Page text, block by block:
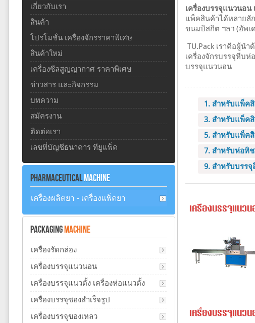
เครื่องบรรจุแนวนอน
แพ็คสินค้าได้หลายลั
ขนมบิสกิต ฯลฯ (อัพเ
TU.Pack เราคือผู้น
เครื่องจักรบรรจุหีบ
บรรจุแนวนอน
1. สำหรับแพ็ค
3. สำหรับแพ็ค
5. สำหรับแพ็ค
7. สำหรับห่อทิ
9. สำหรับบรรจุ
เครื่องบรรจุแนว
เครื่องบรรจุแนว
เกี่ยวกับเรา
สินค้า
โปรโมชั่น เครื่องจักรราคาพิเศษ
สินค้าใหม่
เครื่องซีลสูญญากาศ ราคาพิเศษ
ข่าวสาร และกิจกรรม
บทความ
สมัครงาน
ติดต่อเรา
เลขที่บัญชีธนาคาร ทียูแพ็ค
PHARMACEUTICALMACHINE
เครื่องผลิตยา - เครื่องแพ็คยา
PACKAGING MACHINE
เครื่องรัดกล่อง
เครื่องบรรจุแนวนอน
เครื่องบรรจุแนวตั้ง เครื่องห่อแนวตั้ง
เครื่องบรรจุซองสำเร็จรูป
เครื่องบรรจุของเหลว